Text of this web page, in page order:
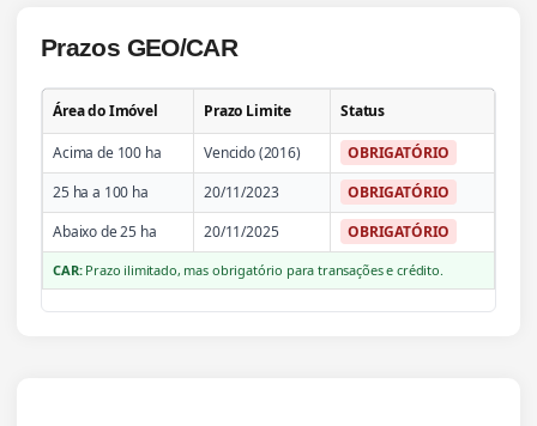
Prazos GEO/CAR
Área do Imóvel Prazo Limite Status
Acima de 100 ha Vencido (2016)
OBRIGATÓRIO
25 ha a 100 ha
20/11/2023
OBRIGATÓRIO
Abaixo de 25 ha
20/11/2025 OBRIGATÓRIO
CAR:Prazo ilimitado, mas obrigatório para transações e crédito.